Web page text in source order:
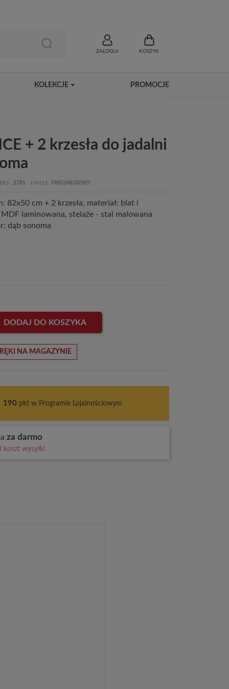
ZALOGUJ KOSZYK
KOLEKCJE PROMOCJE
+ 2 krzesła do jadalni
2785 EAN13 5905248102507
82x50 cm + 2 krzesła, materiał: blat i
MDF laminowana, stelaże - stal malowana
dąb sonoma
DODAJ DO KOSZYKA
NA MAGAZYNIE
190pkt w Programie Lojalnościowym
za darmo
koszt wysyłki